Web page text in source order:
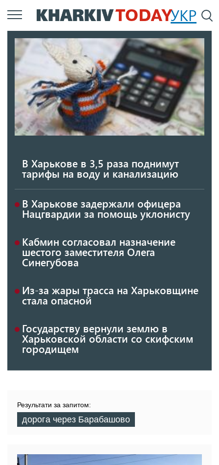
Перейти
к
содержанию
УКР
В Харькове в 3,5 раза поднимут
тарифы на воду и канализацию
В Харькове задержали офицера
Нацгвардии за помощь уклонисту
Кабмин согласовал назначение
шестого заместителя Олега
Синегубова
Из-за жары трасса на Харьковщине
стала опасной
Государству вернули землю в
Харьковской области со скифским
городищем
Результати за запитом:
дорога через Барабашово